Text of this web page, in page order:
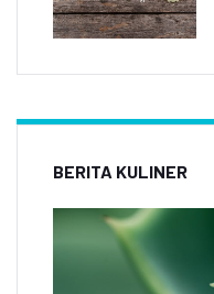
BERITA KULINER